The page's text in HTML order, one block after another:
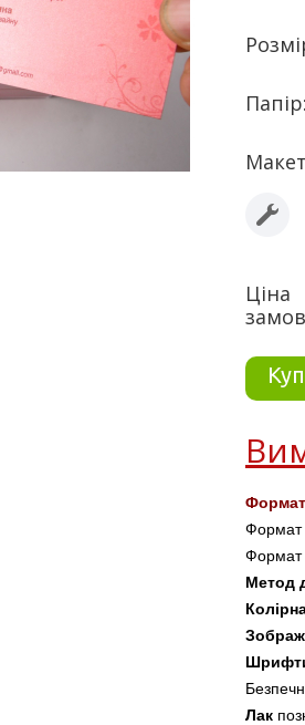
папір:
Ціна
Формат
Формат
Метод
Лак